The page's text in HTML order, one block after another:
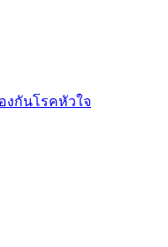
งกันโรคหัวใจ